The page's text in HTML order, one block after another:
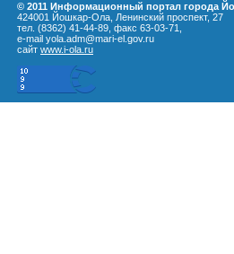
© 2011 Информационный портал города
424001 Йошкар-Ола, Ленинский проспект, 27
тел. (8362) 41-44-89, факс 63-03-71,
e-mail yola.adm@mari-el.gov.ru
сайт www.i-ola.ru